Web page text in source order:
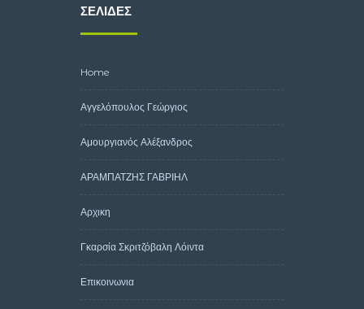
ΣΕΛΊΔΕΣ
Home
Αγγελόπουλος Γεώργιος
Αμουργιανός Αλέξανδρος
ΑΡΑΜΠΑΤΖΗΣ ΓΑΒΡΙΗΛ
Αρχικη
Γκαρσία Σκριτζόβαλη Λόιντα
Επικοινωνια